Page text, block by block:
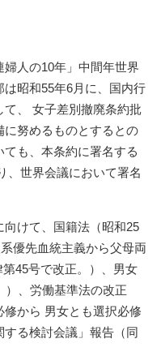
人の10年」中間年世界
昭和55年6月に、国内行
、 女子差別撤廃条約批
努めるものとするとの
も、本条約に署名する
、世界会議において署名
向けて、国籍法（昭和25
優先血統主義から父母両
45号で改正。）、男女
）、労働基準法の改正
修から 男女とも選択必修
る検討会議」報告（同